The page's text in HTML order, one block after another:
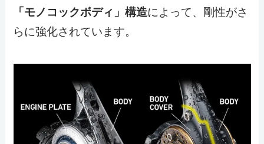
「モノコックボディ」構造によって、剛性がさ
らに強化されています。